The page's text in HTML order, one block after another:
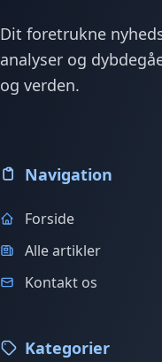
Dit foretrukne
analyser og
og verden.
Navigation
Forside
Alle artikler
Kontakt os
Kategorier